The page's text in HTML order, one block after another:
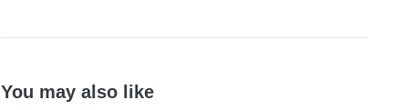
You may also like